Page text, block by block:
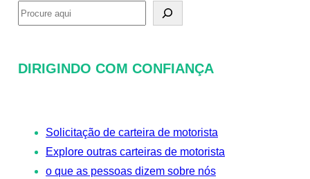
P
c
DIRIGINDO COM CONFIANÇA
Solicitação de carteira de motorista
Explore outras carteiras de motorista
o que as pessoas dizem sobre nós